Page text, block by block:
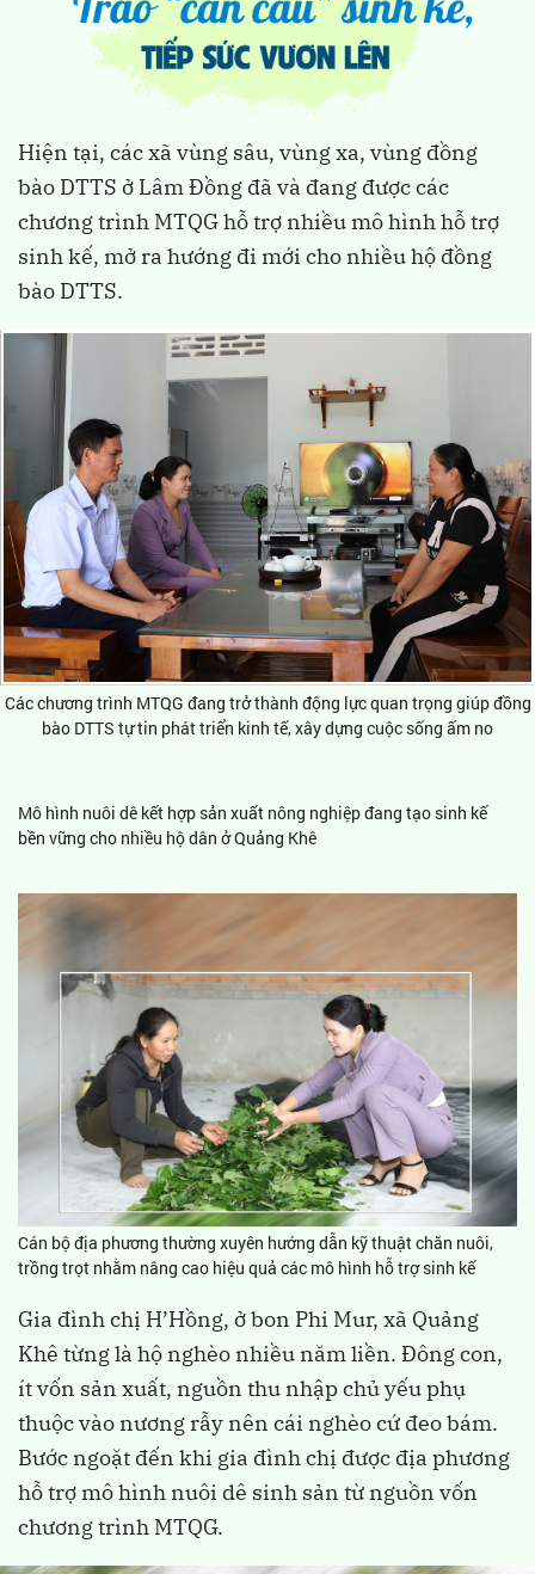
Hiện tại, các xã vùng sâu, vùng xa, vùng đồng
bào DTTS ở Lâm Đồng đã và đang được các
chương trình MTQG hỗ trợ nhiều mô hình hỗ trợ
sinh kế, mở ra hướng đi mới cho nhiều hộ đồng
bào DTTS.
Các chương trình MTQG đang trở thành động lực quan trọng giúp đồng
bào DTTS tự tin phát triển kinh tế, xây dựng cuộc sống ấm no
Mô hình nuôi dê kết hợp sản xuất nông nghiệp đang tạo sinh kế
bền vững cho nhiều hộ dân ở Quảng Khê
Cán bộ địa phương thường xuyên hướng dẫn kỹ thuật chăn nuôi,
trồng trọt nhằm nâng cao hiệu quả các mô hình hỗ trợ sinh kế
Gia đình chị H’Hồng, ở bon Phi Mur, xã Quảng
Khê từng là hộ nghèo nhiều năm liền. Đông con,
ít vốn sản xuất, nguồn thu nhập chủ yếu phụ
thuộc vào nương rẫy nên cái nghèo cứ đeo bám.
Bước ngoặt đến khi gia đình chị được địa phương
hỗ trợ mô hình nuôi dê sinh sản từ nguồn vốn
chương trình MTQG.